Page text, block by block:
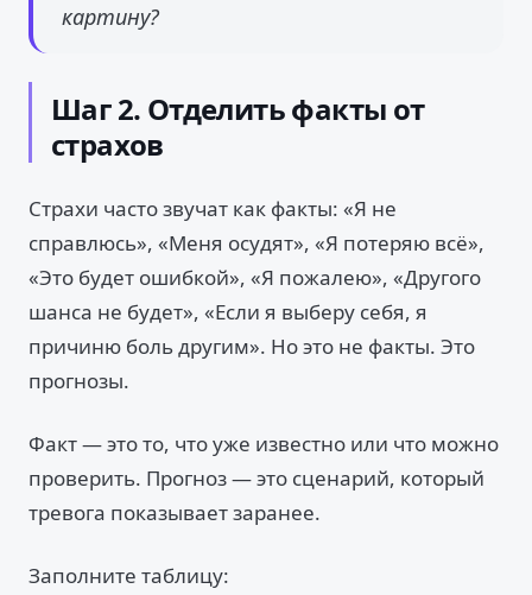
картину?
Шаг 2. Отделить факты от
страхов
Страхи часто звучат как факты: «Я не
справлюсь», «Меня осудят», «Я потеряю всё»,
«Это будет ошибкой», «Я пожалею», «Другого
шанса не будет», «Если я выберу себя, я
причиню боль другим». Но это не факты. Это
прогнозы.
Факт — это то, что уже известно или что можно
проверить. Прогноз — это сценарий, который
тревога показывает заранее.
Заполните таблицу: